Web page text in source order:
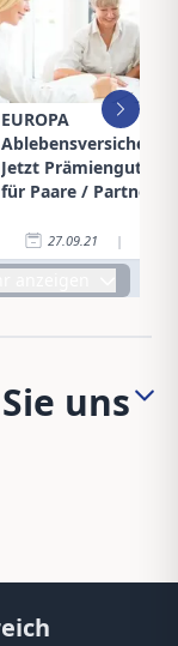
EUROPA
Jetzt
für Paare /
27.09.21 |
uns